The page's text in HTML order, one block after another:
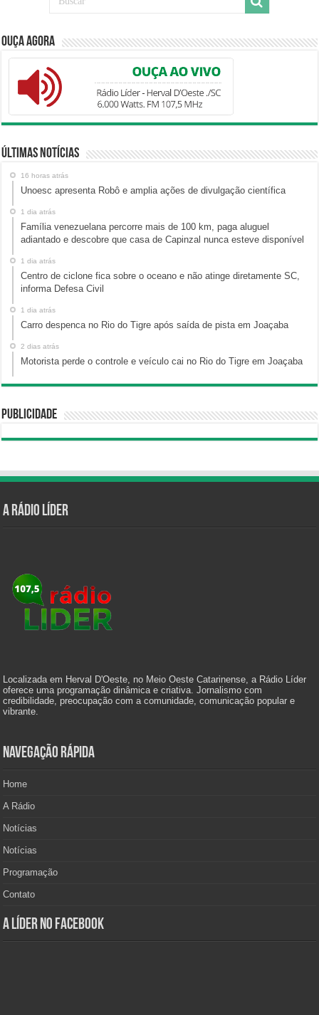
Ouça Agora
Últimas Notícias
16 horas atrás
Unoesc apresenta Robô e amplia ações de divulgação científica
1 dia atrás
Família venezuelana percorre mais de 100 km, paga aluguel
adiantado e descobre que casa de Capinzal nunca esteve disponível
1 dia atrás
Centro de ciclone fica sobre o oceano e não atinge diretamente SC,
informa Defesa Civil
1 dia atrás
Carro despenca no Rio do Tigre após saída de pista em Joaçaba
2 dias atrás
Motorista perde o controle e veículo cai no Rio do Tigre em Joaçaba
Publicidade
A Rádio Líder
Localizada em Herval D'Oeste, no Meio Oeste Catarinense, a Rádio Líder
oferece uma programação dinâmica e criativa. Jornalismo com
credibilidade, preocupação com a comunidade, comunicação popular e
vibrante.
Navegação Rápida
Home
A Rádio
Notícias
Notícias
Programação
Contato
A Líder no Facebook